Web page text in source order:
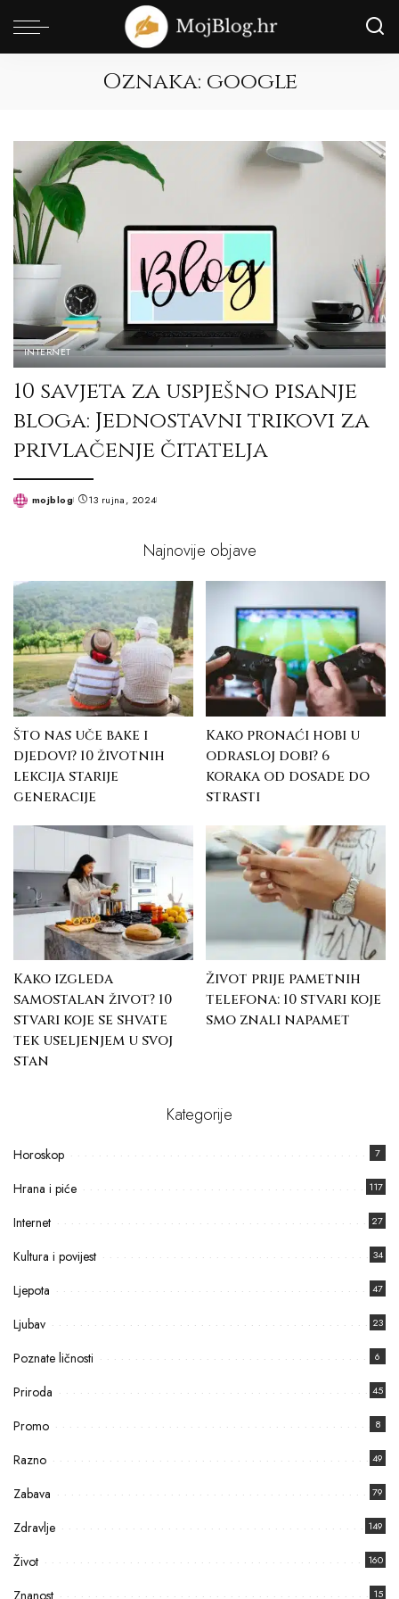
Oznaka: google
INTERNET
10 savjeta za uspješno pisanje
bloga: Jednostavni trikovi za
privlačenje čitatelja
Postedmojblog 13 rujna, 2024
Najnovije objave
Što nas uče bake i
djedovi? 10 životnih
lekcija starije
generacije
Kako pronaći hobi u
odrasloj dobi? 6
koraka od dosade do
strasti
Kako izgleda
samostalan život? 10
stvari koje se shvate
tek useljenjem u svoj
stan
Život prije pametnih
telefona: 10 stvari koje
smo znali napamet
Kategorije
Horoskop 7
Hrana i piće 117
Internet 27
Kultura i povijest 34
Ljepota 47
Ljubav 23
Poznate ličnosti 6
Priroda 45
Promo 8
Razno 49
Zabava 79
Zdravlje 149
Život 160
15